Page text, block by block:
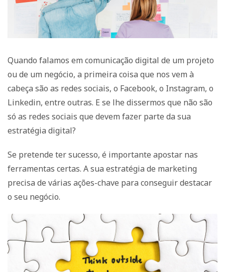
Quando falamos em comunicação digital de um projeto
ou de um negócio, a primeira coisa que nos vem à
cabeça são as redes sociais, o Facebook, o Instagram, o
Linkedin, entre outras. E se lhe dissermos que não são
só as redes sociais que devem fazer parte da sua
estratégia digital?
Se pretende ter sucesso, é importante apostar nas
ferramentas certas. A sua estratégia de marketing
precisa de várias ações-chave para conseguir destacar
o seu negócio.